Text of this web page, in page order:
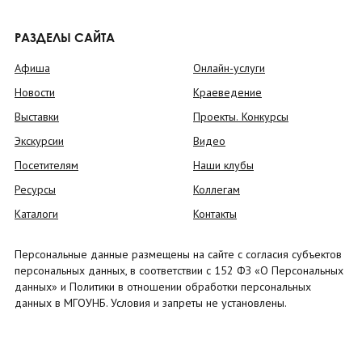
РАЗДЕЛЫ САЙТА
Афиша
Новости
Выставки
Экскурсии
Посетителям
Ресурсы
Каталоги
Онлайн-услуги
Краеведение
Проекты. Конкурсы
Видео
Наши клубы
Коллегам
Контакты
Персональные данные размещены на сайте с согласия субъектов
персональных данных, в соответствии с 152 ФЗ «О Персональных
данных» и Политики в отношении обработки персональных
данных в МГОУНБ. Условия и запреты не установлены.